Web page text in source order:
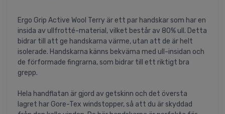
Ergo Grip Active Wool Terry är ett par handskar som har en
insida av ullfrotté-material, vilket består av 80% ull. Detta
bidrar till att ge handskarna värme, utan att de är helt
isolerade. Handskarna känns bekväma med ull-insidan och
de förformade fingrarna, som bidrar till ett riktigt bra
grepp.
Hela handflatan är gjord av getskinn och det översta
lagret har Gore-Tex windstopper, så att du är skyddad